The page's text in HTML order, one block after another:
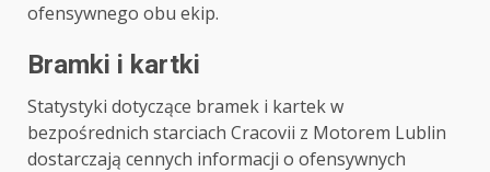
ofensywnego obu ekip.
Bramki i kartki
Statystyki dotyczące bramek i kartek w
bezpośrednich starciach Cracovii z Motorem Lublin
dostarczają cennych informacji o ofensywnych